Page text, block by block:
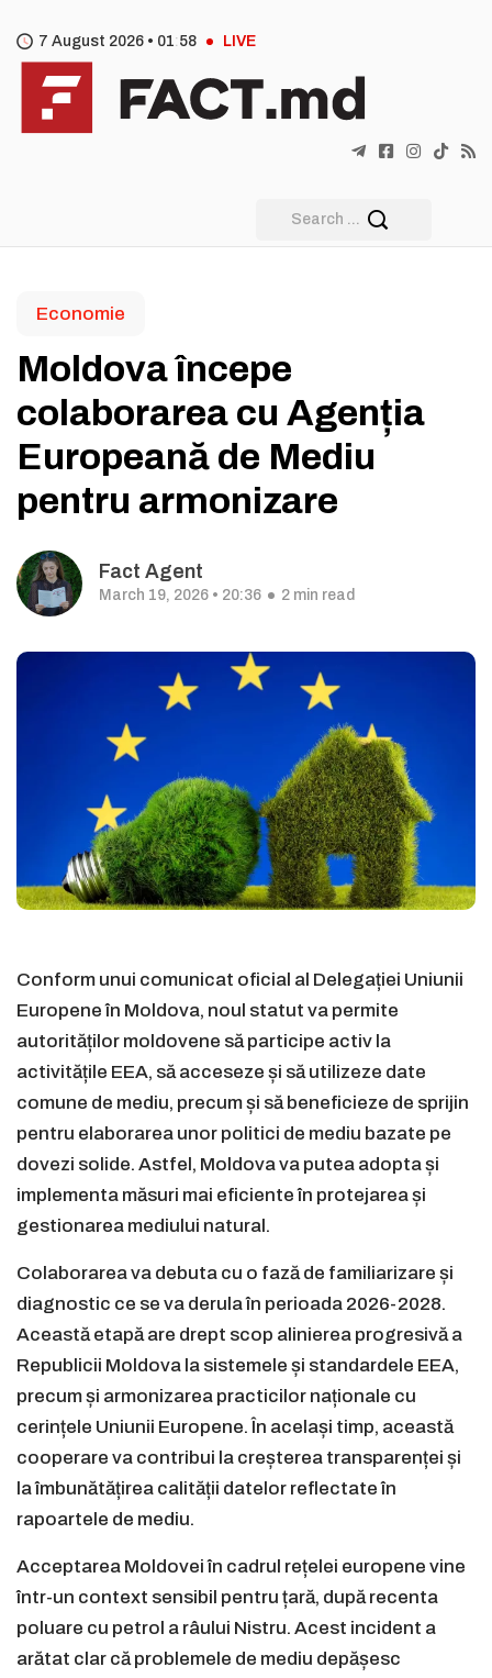
7 August 2026 • 01 58 LIVE
Economie
Moldova începe
colaborarea cu Agenția
Europeană de Mediu
pentru armonizare
Fact Agent
March 19, 2026 • 20:36 2 min read
Conform unui comunicat oficial al Delegației Uniunii
Europene în Moldova, noul statut va permite
autorităților moldovene să participe activ la
activitățile EEA, să acceseze și să utilizeze date
comune de mediu, precum și să beneficieze de sprijin
pentru elaborarea unor politici de mediu bazate pe
dovezi solide. Astfel, Moldova va putea adopta și
implementa măsuri mai eficiente în protejarea și
gestionarea mediului natural.
Colaborarea va debuta cu o fază de familiarizare și
diagnostic ce se va derula în perioada 2026-2028.
Această etapă are drept scop alinierea progresivă a
Republicii Moldova la sistemele și standardele EEA,
precum și armonizarea practicilor naționale cu
cerințele Uniunii Europene. În același timp, această
cooperare va contribui la creșterea transparenței și
la îmbunătățirea calității datelor reflectate în
rapoartele de mediu.
Acceptarea Moldovei în cadrul rețelei europene vine
într-un context sensibil pentru țară, după recenta
poluare cu petrol a râului Nistru. Acest incident a
arătat clar că problemele de mediu depășesc